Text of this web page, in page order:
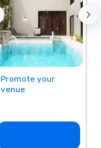
Promote your
venue